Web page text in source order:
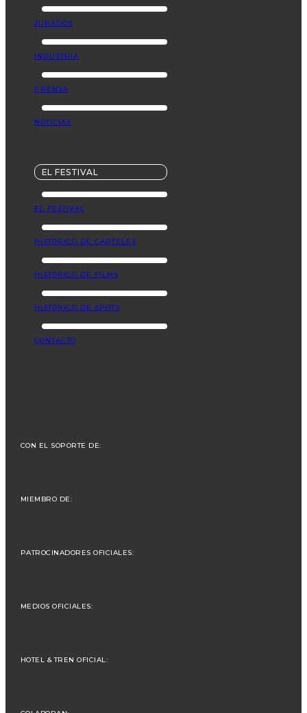
JURADOS
INDUSTRIA
PRENSA
NOTICIAS
EL FESTIVAL
EL FESTIVAL
HISTÓRICO DE CARTELES
HISTÓRICO DE FILMS
HISTÓRICO DE SPOTS
CONTACTO
CON EL SOPORTE DE:
MIEMBRO DE:
PATROCINADORES OFICIALES:
MEDIOS OFICIALES:
HOTEL & TREN OFICIAL: